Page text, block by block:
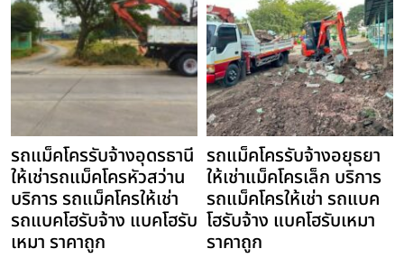
รถแม็คโครรับจ้างอุดรธานี
ให้เช่ารถแม็คโครหัวสว่าน
บริการ รถแม็คโครให้เช่า
รถแบคโฮรับจ้าง แบคโฮรับ
เหมา ราคาถูก
รถแม็คโครรับจ้างอยุธยา
ให้เช่าแม็คโครเล็ก บริการ
รถแม็คโครให้เช่า รถแบค
โฮรับจ้าง แบคโฮรับเหมา
ราคาถูก